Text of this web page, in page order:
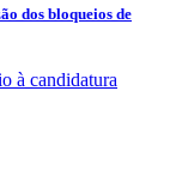
dos bloqueios de